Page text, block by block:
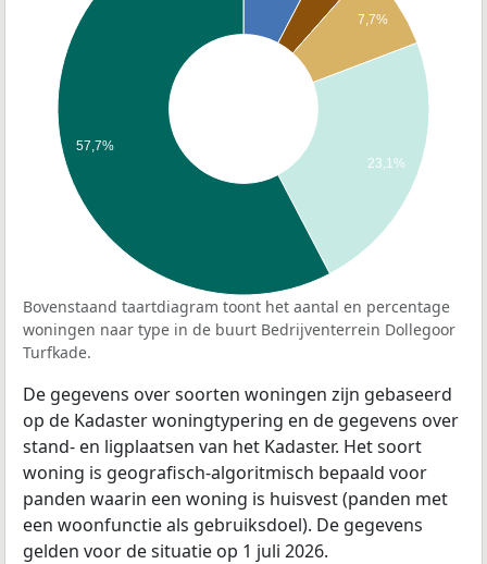
7,7%
23,1%
57,7%
Bovenstaand taartdiagram toont het aantal en percentage
woningen naar type in de buurt Bedrijventerrein Dollegoor
Turfkade.
De gegevens over soorten woningen zijn gebaseerd
op de Kadaster woningtypering en de gegevens over
stand- en ligplaatsen van het Kadaster. Het soort
woning is geografisch-algoritmisch bepaald voor
panden waarin een woning is huisvest (panden met
een woonfunctie als gebruiksdoel). De gegevens
gelden voor de situatie op 1 juli 2026.